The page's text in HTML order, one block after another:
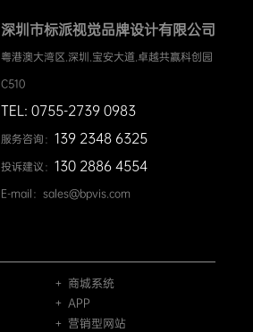
深圳市标派视觉品牌设计有限公司
粤港澳大湾区.深圳.宝安大道.卓越共赢科创园
C510
TEL: 0755-2739 0983
服务咨询： 139 2348 6325
投诉建议： 130 2886 4554
E-mail：sales@bpvis.com
＋ 商城系统
＋ APP
＋ 营销型网站